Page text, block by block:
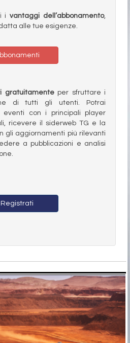
ivantaggi dell’abbonamento,
alle tue esigenze.
gratuitamenteper sfruttare i
di tutti gli utenti. Potrai
eventi con i principali player
ricevere il siderweb TG e la
gli aggiornamenti più rilevanti
a pubblicazioni e analisi
Registrati